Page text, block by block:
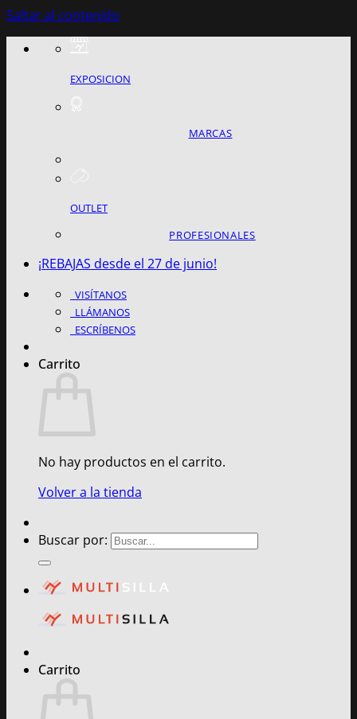
Saltar al contenido
EXPOSICION
MARCAS
OUTLET
PROFESIONALES
¡REBAJAS desde el 27 de junio!
VISÍTANOS
LLÁMANOS
ESCRÍBENOS
Carrito
No hay productos en el carrito.
Volver a la tienda
Buscar por:
Carrito